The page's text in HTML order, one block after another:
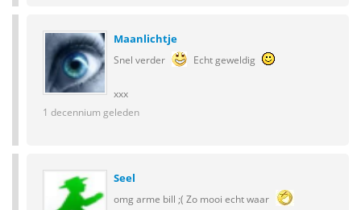
Maanlichtje
Snel verder Echt geweldig
xxx
1 decennium geleden
Seel
omg arme bill ;( Zo mooi echt waar